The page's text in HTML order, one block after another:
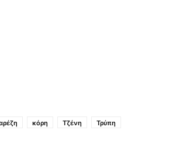
κόρη Τζένη Τρύπη